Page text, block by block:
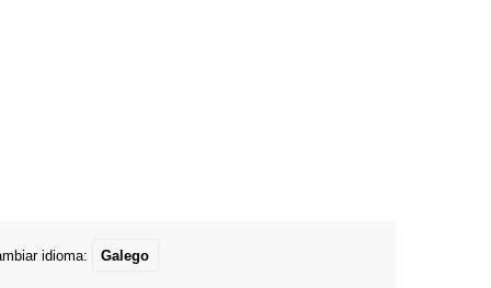
idioma: Galego